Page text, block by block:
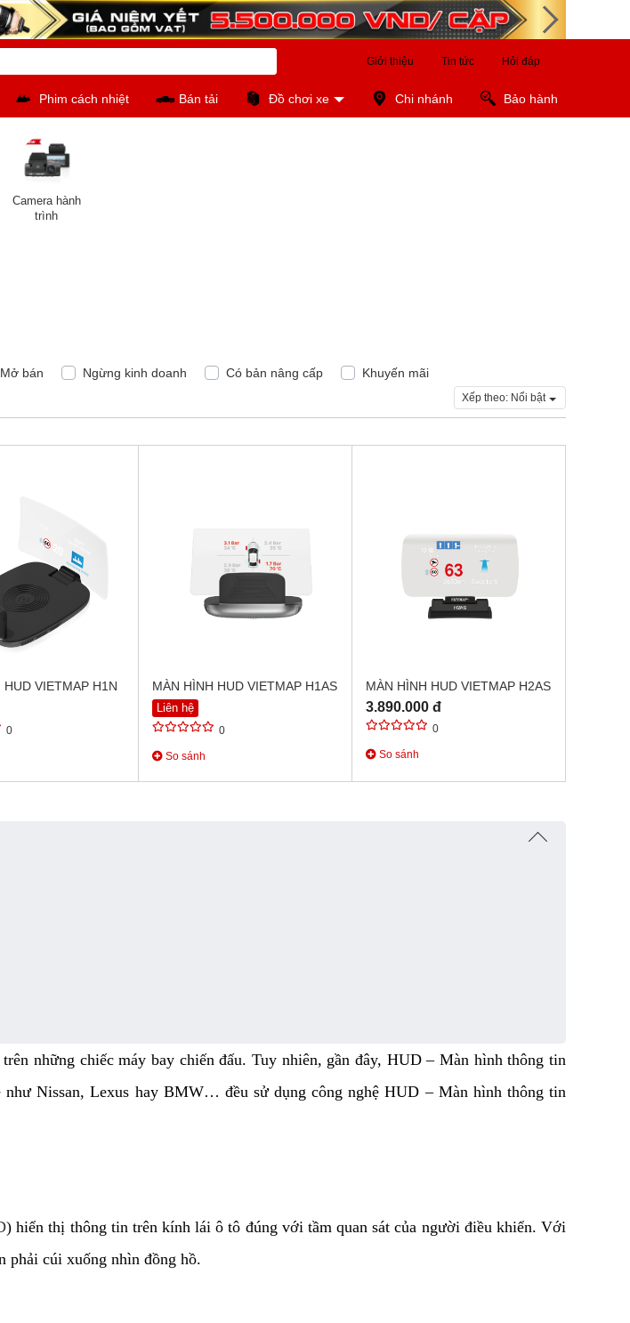
Giới thiệu Tin tức Hỏi đáp
Phim cách nhiệt Bán tải Đồ chơi xe Chi nhánh Bảo hành
Camera hành
trình
Mở bán Ngừng kinh doanh Có bản nâng cấp Khuyến mãi
Xếp theo: Nổi bật
HUD VIETMAP H1N
0
MÀN HÌNH HUD VIETMAP H1AS
Liên hệ
0
So sánh
MÀN HÌNH HUD VIETMAP H2AS
3.890.000 đ
0
So sánh
những chiếc máy bay chiến đấu. Tuy nhiên, gần đây, HUD – Màn hình thông tin
Nissan, Lexus hay BMW… đều sử dụng công nghệ HUD – Màn hình thông tin
) hiển thị thông tin trên kính lái ô tô đúng với tầm quan sát của người điều khiển. Với
phải cúi xuống nhìn đồng hồ.